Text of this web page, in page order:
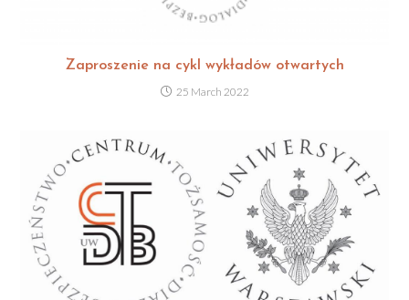
Zaproszenie na cykl wykładów otwartych
25 March 2022